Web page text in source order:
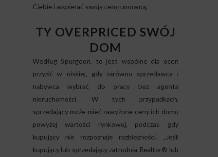
Ciebie i wspierać swoją cenę umowną.
TY OVERPRICED SWÓJ
DOM
Według Spurgeon, to jest wspólne dla ocen
przyjść w niskiej, gdy zarówno sprzedawca i
nabywca wybrać do pracy bez agenta
nieruchomości. W tych przypadkach,
sprzedający może mieć zawyżone ceny ich domu
powyżej wartości rynkowej, podczas gdy
kupujący nie rozpoznaje rozbieżności. „Jeśli
kupujący lub sprzedający zatrudnia Realtor® lub